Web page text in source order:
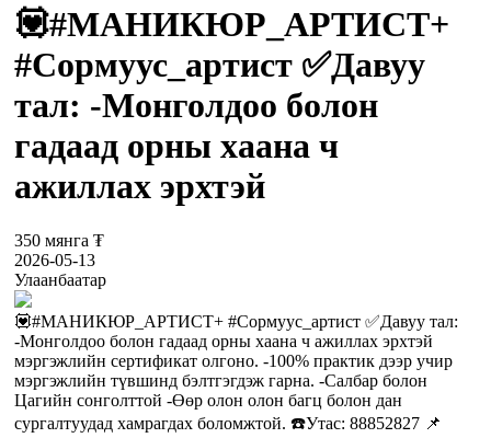
💟#МАНИКЮР_АРТИСТ+
#Сормуус_артист ✅Давуу
тал: -Монголдоо болон
гадаад орны хаана ч
ажиллах эрхтэй
350 мянга ₮
2026-05-13
Улаанбаатар
💟#МАНИКЮР_АРТИСТ+ #Сормуус_артист ✅Давуу тал:
-Монголдоо болон гадаад орны хаана ч ажиллах эрхтэй
мэргэжлийн сертификат олгоно. -100% практик дээр учир
мэргэжлийн түвшинд бэлтгэгдэж гарна. -Салбар болон
Цагийн сонголттой -Өөр олон олон багц болон дан
сургалтуудад хамрагдах боломжтой. ☎️Утас: 88852827 📌